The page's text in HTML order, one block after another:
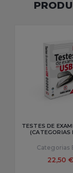
TESTES DE
(CATEGORIAS
Categorias
22,50 €